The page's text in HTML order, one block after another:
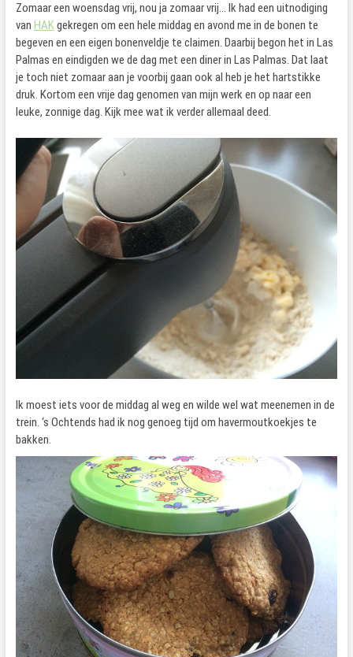
Zomaar een woensdag vrij, nou ja zomaar vrij… Ik had een uitnodiging
van HAKgekregen om een hele middag en avond me in de bonen te
begeven en een eigen bonenveldje te claimen. Daarbij begon het in Las
Palmas en eindigden we de dag met een diner in Las Palmas. Dat laat
je toch niet zomaar aan je voorbij gaan ook al heb je het hartstikke
druk. Kortom een vrije dag genomen van mijn werk en op naar een
leuke, zonnige dag. Kijk mee wat ik verder allemaal deed.
Ik moest iets voor de middag al weg en wilde wel wat meenemen in de
trein. ‘s Ochtends had ik nog genoeg tijd om havermoutkoekjes te
bakken.